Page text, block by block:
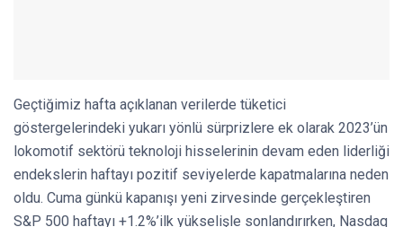
Geçtiğimiz hafta açıklanan verilerde tüketici
göstergelerindeki yukarı yönlü sürprizlere ek olarak 2023’ün
lokomotif sektörü teknoloji hisselerinin devam eden liderliği
endekslerin haftayı pozitif seviyelerde kapatmalarına neden
oldu. Cuma günkü kapanışı yeni zirvesinde gerçekleştiren
S&P 500 haftayı +1.2%’ilk yükselişle sonlandırırken, Nasdaq